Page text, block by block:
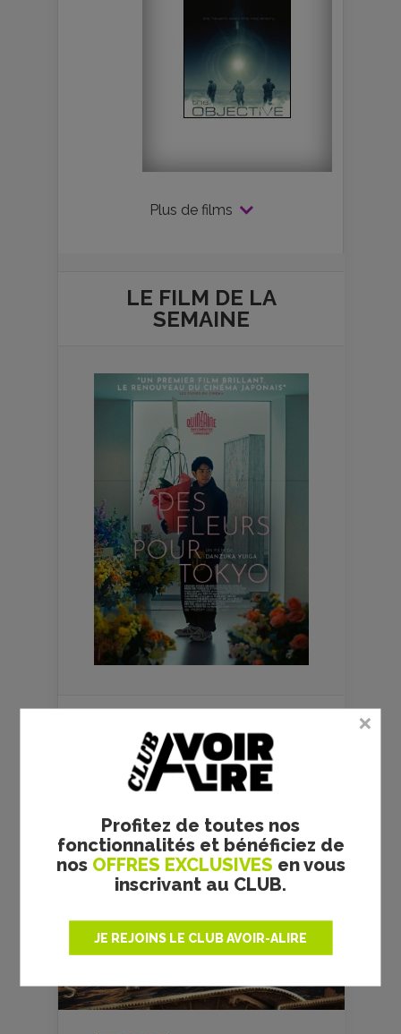
Profitez de toutes nos
fonctionnalités et bénéficiez de
nos OFFRES EXCLUSIVES en vous
inscrivant au CLUB.
JE REJOINS LE CLUB AVOIR-ALIRE
Plus de films
LE FILM DE LA
SEMAINE
RRR - S. S. RAJAMOULI -
CRITIQUE